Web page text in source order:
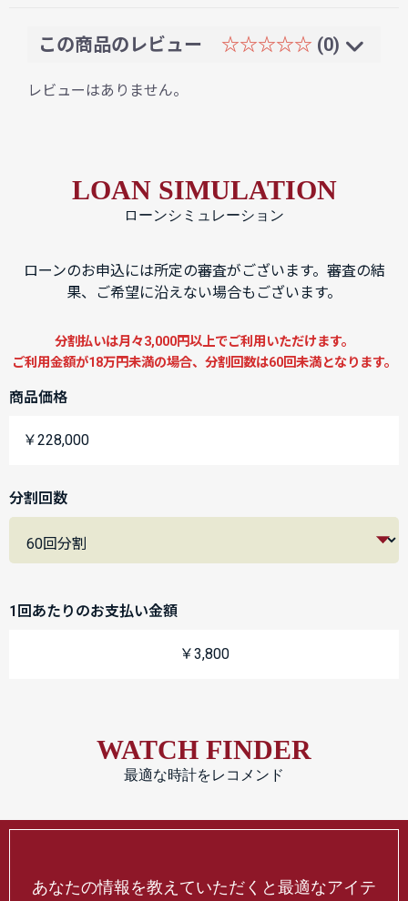
この商品のレビュー ☆☆☆☆☆ (0)
レビューはありません。
LOAN SIMULATION
ローンシミュレーション
ローンのお申込には所定の審査がございます。審査の結
果、ご希望に沿えない場合もございます。
分割払いは月々3,000円以上でご利用いただけます。
ご利用金額が18万円未満の場合、分割回数は60回未満となります。
商品価格
￥228,000
分割回数
1回あたりのお支払い金額
￥3,800
WATCH FINDER
最適な時計をレコメンド
あなたの情報を教えていただくと最適なアイテ